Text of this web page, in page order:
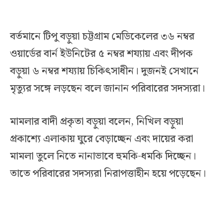
বর্তমানে টিপু বড়ুয়া চট্টগ্রাম মেডিকেলের ৩৬ নম্বর
ওয়ার্ডের বার্ন ইউনিটের ৫ নম্বর শয্যায় এবং দীপক
বড়ুয়া ৬ নম্বর শয্যায় চিকিৎসাধীন। দুজনই সেখানে
মৃত্যুর সঙ্গে লড়ছেন বলে জানান পরিবারের সদস্যরা।
মামলার বাদী প্রকৃতা বড়ুয়া বলেন, নিখিল বড়ুয়া
প্রকাশ্যে এলাকায় ঘুরে বেড়াচ্ছেন এবং দায়ের করা
মামলা তুলে নিতে নানাভাবে হুমকি-ধমকি দিচ্ছেন।
তাতে পরিবারের সদস্যরা নিরাপত্তাহীন হয়ে পড়েছেন।